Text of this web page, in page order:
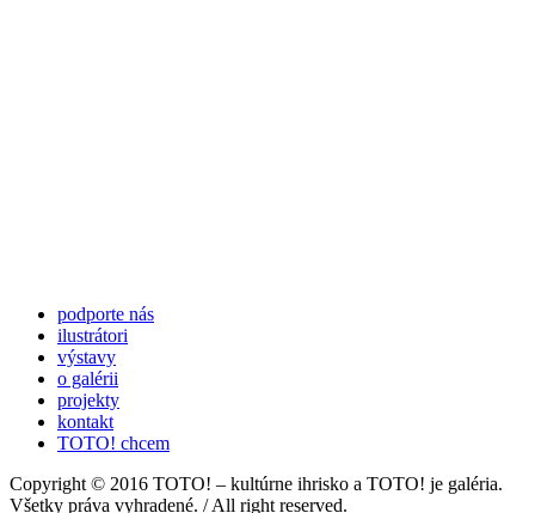
podporte nás
ilustrátori
výstavy
o galérii
projekty
kontakt
TOTO! chcem
Copyright © 2016 TOTO! – kultúrne ihrisko a TOTO! je galéria.
Všetky práva vyhradené. / All right reserved.